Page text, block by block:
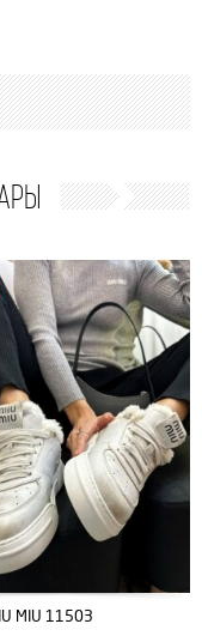
MIU 11503